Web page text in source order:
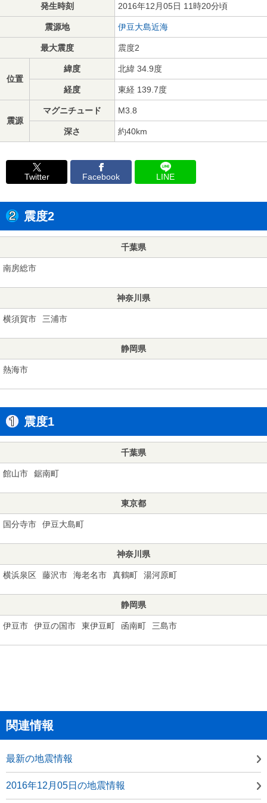
発生時刻 2016年12月05日 11時20分頃
震源地 伊豆大島近海
最大震度 震度2
位置
緯度 北緯 34.9度
経度 東経 139.7度
震源
マグニチュード M3.8
深さ 約40km
Twitter Facebook LINE
震度2
千葉県
南房総市
神奈川県
横須賀市 三浦市
静岡県
熱海市
震度1
千葉県
館山市 鋸南町
東京都
国分寺市 伊豆大島町
神奈川県
横浜泉区 藤沢市 海老名市 真鶴町 湯河原町
静岡県
伊豆市 伊豆の国市 東伊豆町 函南町 三島市
関連情報
最新の地震情報
2016年12月05日の地震情報